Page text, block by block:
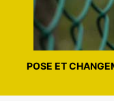
POSE ET